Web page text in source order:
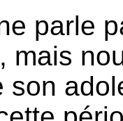
parle
mais
son